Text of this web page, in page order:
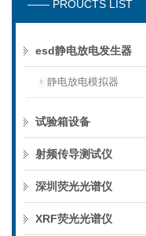
—— PROUCTS LIST
esd静电放电发生器
静电放电模拟器
试验箱设备
射频传导测试仪
深圳荧光光谱仪
XRF荧光光谱仪